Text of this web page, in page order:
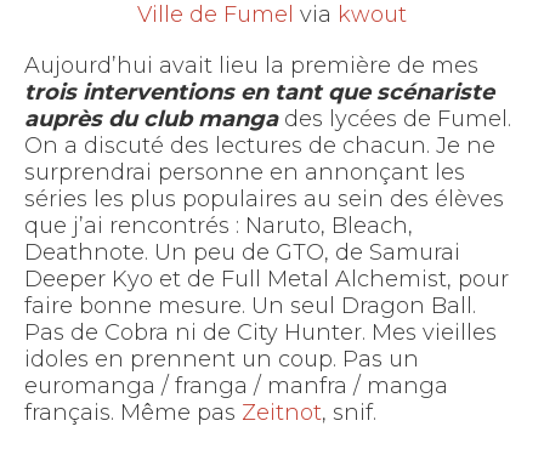
Ville de Fumel via kwout
Aujourd’hui avait lieu la première de mes
trois interventions en tant que scénariste
auprès du club mangades lycées de Fumel.
On a discuté des lectures de chacun. Je ne
surprendrai personne en annonçant les
séries les plus populaires au sein des élèves
que j’ai rencontrés : Naruto, Bleach,
Deathnote. Un peu de GTO, de Samurai
Deeper Kyo et de Full Metal Alchemist, pour
faire bonne mesure. Un seul Dragon Ball.
Pas de Cobra ni de City Hunter. Mes vieilles
idoles en prennent un coup. Pas un
euromanga / franga / manfra / manga
français. Même pas Zeitnot, snif.